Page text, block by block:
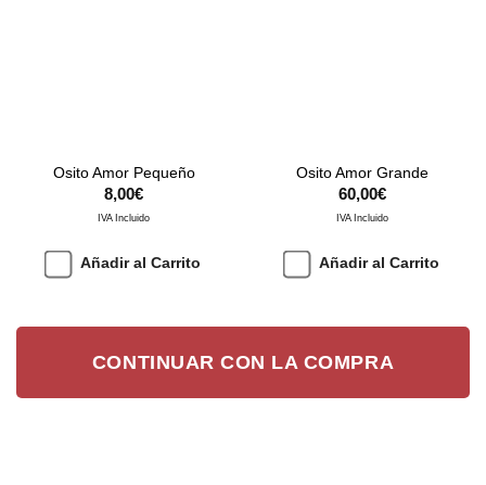
Osito Amor Pequeño
8,00€
IVA Incluido
Añadir al Carrito
Osito Amor Grande
60,00€
IVA Incluido
Añadir al Carrito
CONTINUAR CON LA COMPRA